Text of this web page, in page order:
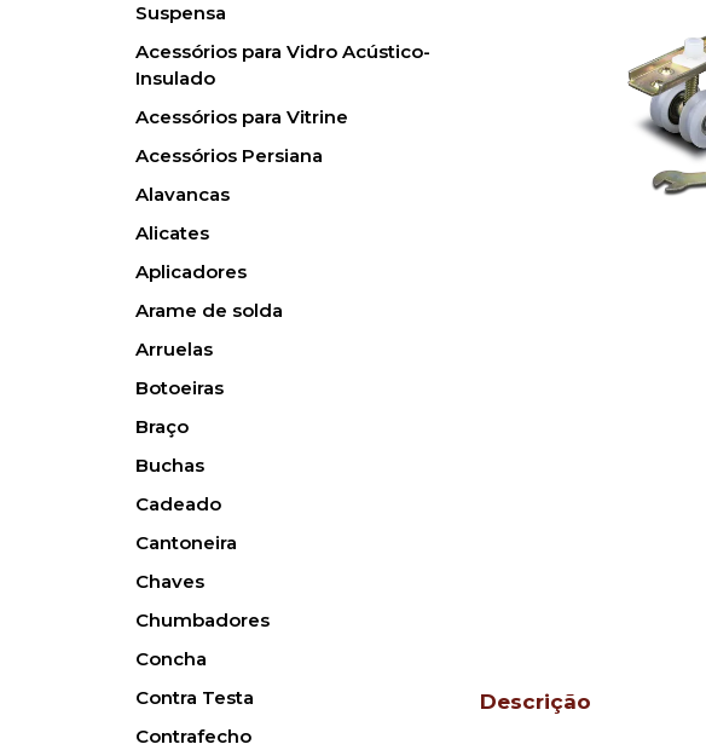
Suspensa
Acessórios para Vidro Acústico-
Insulado
Acessórios para Vitrine
Acessórios Persiana
Alavancas
Alicates
Aplicadores
Arame de solda
Arruelas
Botoeiras
Braço
Buchas
Cadeado
Cantoneira
Chaves
Chumbadores
Concha
Contra Testa
Contrafecho
Descrição